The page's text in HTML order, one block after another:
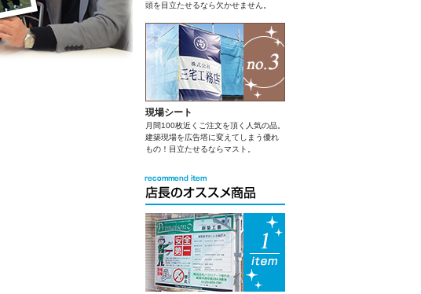
頭を目立たせるなら欠かせません。
現場シート
月間100枚近くご注文を頂く人気の品。
建築現場を広告塔に変えてしまう優れ
もの！目立たせるならマスト。